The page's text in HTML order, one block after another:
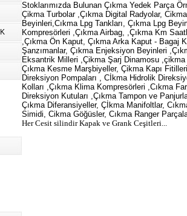
Stoklarımızda Bulunan Çıkma Yedek Parça
Çikma Turbolar ,Çıkma Digital Radyolar,
Beyinleri,Cıkma Lpg Tankları, Çıkma Lpg
Kompresörleri ,Çıkma Airbag, ,Çıkma Km
,Çıkma Ön Kaput, Çıkma Arka Kaput - Bagaj
Şanzımanlar, Çıkma Enjeksiyon Beyinleri
Eksantrik Milleri ,Çikma Şarj Dinamosu
Çıkma Kesme Marşbiyeller, Çikma Kapı
Direksiyon Pompaları , Cİkma Hidrolik
Kolları ,Çıkma Klima Kompresörleri ,Cıkma
Direksiyon Kutuları ,Çıkma Tampon ve
Çıkma Diferansiyeller, Çİkma Manifoltlar,
Simidi, Cikma Göğüsler, Cıkma Ranger
Her Cesit silindir Kapak ve Grank Ceşitleri...